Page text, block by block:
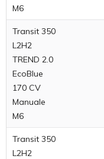
M6
Transit 350
L2H2
TREND 2.0
EcoBlue
170 CV
Manuale
M6
Transit 350
L2H2